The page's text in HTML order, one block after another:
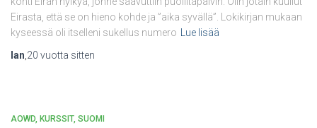
Eirasta, että se on hieno kohde ja ”aika syvällä”. Lokikirjan mukaan
kyseessä oli itselleni sukellus numero
Lue lisää
Ian 20 vuotta sitten
AOWD KURSSIT SUOMI